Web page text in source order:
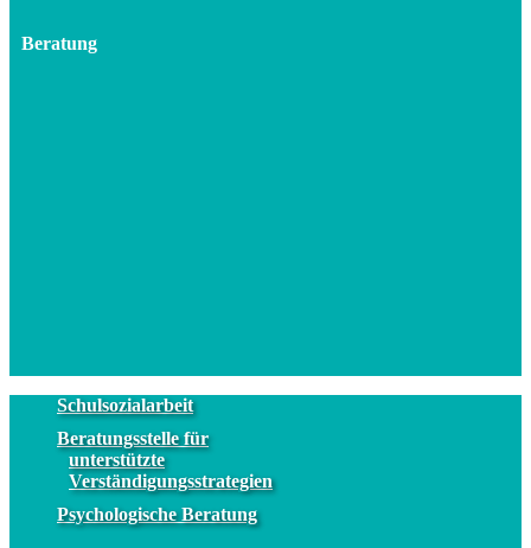
Beratung
Schulsozialarbeit
Beratungsstelle für
unterstützte
Verständigungsstrategien
Psychologische Beratung